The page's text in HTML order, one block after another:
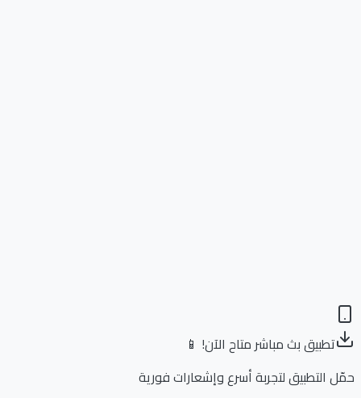
تطبيق بث مباشر متاح الآن! 📱
التطبيق لتجربة أسرع وإشعارات فورية